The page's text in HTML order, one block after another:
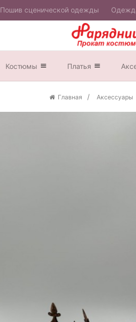
Пошив сценической одежды
Костюмы Платья
Главная Аксессуары